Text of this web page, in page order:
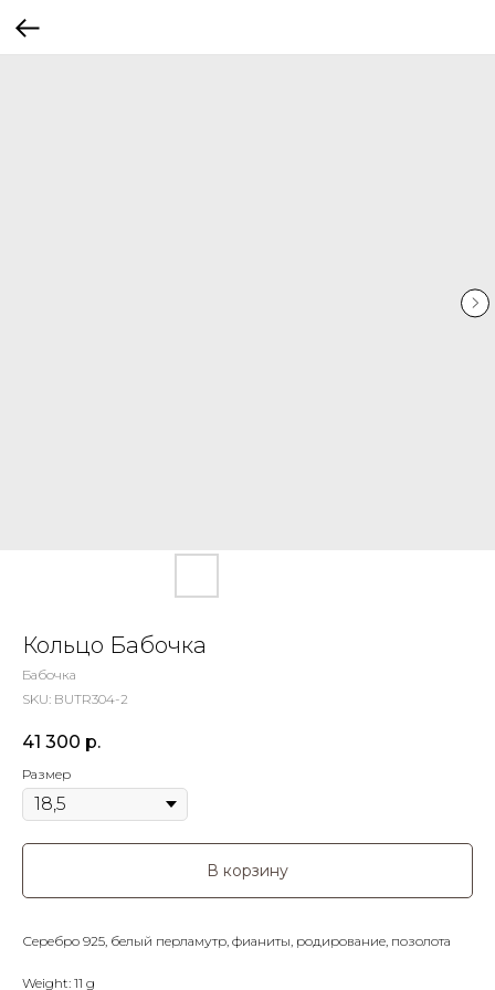
Кольцо Бабочка
Бабочка
SKU: BUTR304-2
41 300 р.
Размер
В корзину
Серебро 925, белый перламутр, фианиты, родирование, позолота
Weight: 11 g